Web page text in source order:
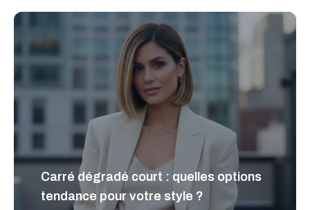
Carré dégradé court : quelles options
tendance pour votre style ?